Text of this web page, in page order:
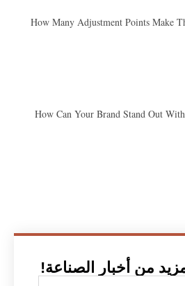
How Many Adjustment Points Make
How Can Your Brand Stand Out
من أخبار الصناعة!